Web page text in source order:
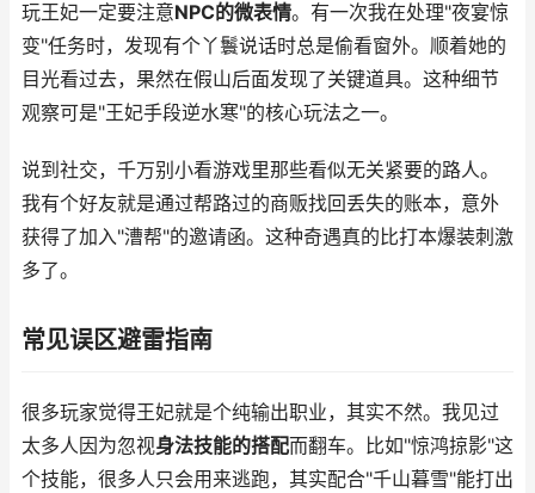
玩王妃一定要注意NPC的微表情。有一次我在处理"夜宴惊
变"任务时，发现有个丫鬟说话时总是偷看窗外。顺着她的
目光看过去，果然在假山后面发现了关键道具。这种细节
观察可是"王妃手段逆水寒"的核心玩法之一。
说到社交，千万别小看游戏里那些看似无关紧要的路人。
我有个好友就是通过帮路过的商贩找回丢失的账本，意外
获得了加入"漕帮"的邀请函。这种奇遇真的比打本爆装刺激
多了。
常见误区避雷指南
很多玩家觉得王妃就是个纯输出职业，其实不然。我见过
太多人因为忽视身法技能的搭配而翻车。比如"惊鸿掠影"这
个技能，很多人只会用来逃跑，其实配合"千山暮雪"能打出